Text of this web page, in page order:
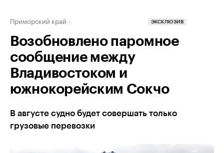
Приморский край ЭКСКЛЮЗИВ
Возобновлено паромное
сообщение между
Владивостоком и
южнокорейским Сокчо
В августе судно будет совершать только
грузовые перевозки